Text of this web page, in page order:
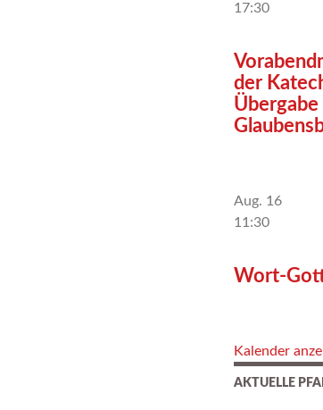
17:30
der
Übergabe
Aug. 16
11:30
Wort-
Kalender
AKTUELLE